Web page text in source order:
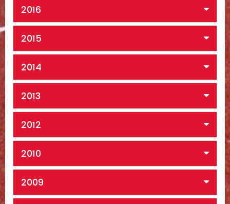
2016
2015
2014
2013
2012
2010
2009